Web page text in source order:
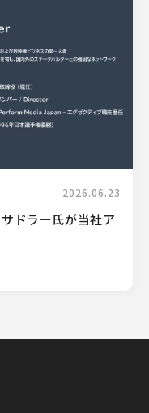
2026.06.23
ドラー氏が当社ア